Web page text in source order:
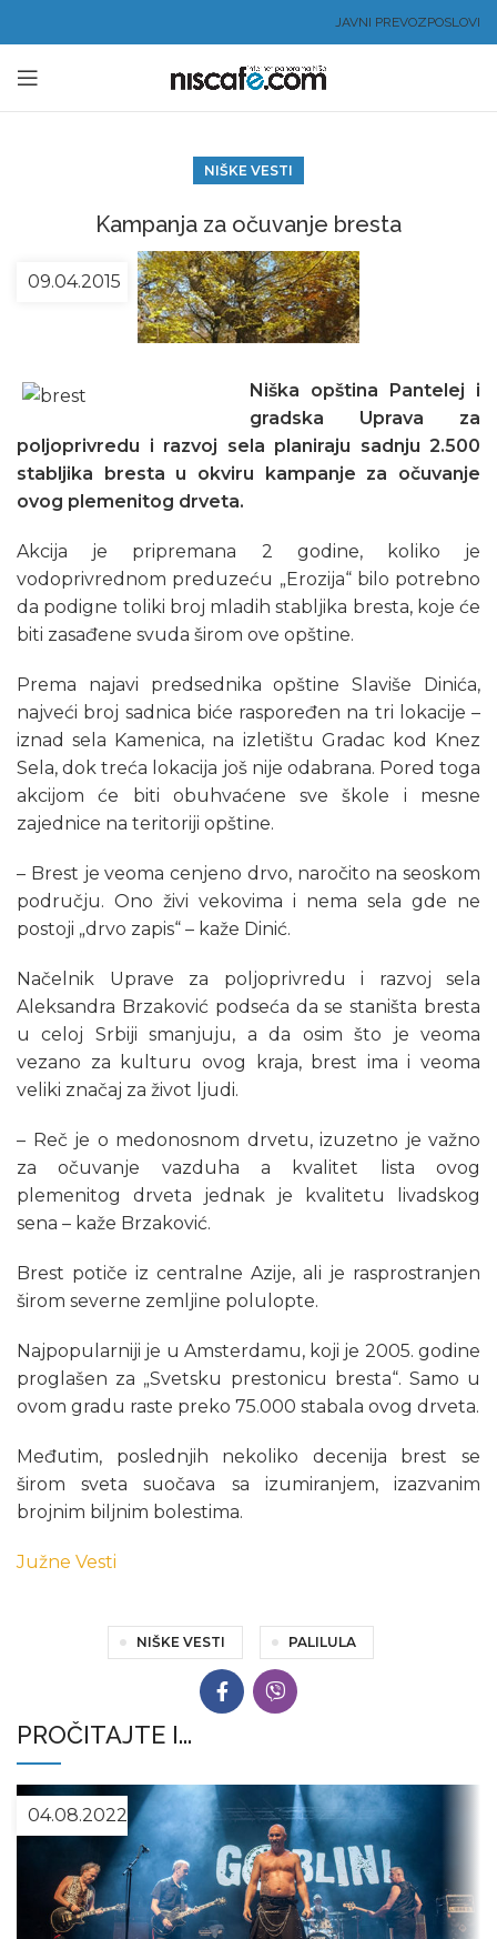
JAVNI PREVOZPOSLOVI
NIŠKE VESTI
Kampanja za očuvanje bresta
09.04.2015
Niška opština Pantelej i
gradska Uprava za
poljoprivredu i razvoj sela planiraju sadnju 2.500
stabljika bresta u okviru kampanje za očuvanje
ovog plemenitog drveta.
Akcija je pripremana 2 godine, koliko je
vodoprivrednom preduzeću „Erozija“ bilo potrebno
da podigne toliki broj mladih stabljika bresta, koje će
biti zasađene svuda širom ove opštine.
Prema najavi predsednika opštine Slaviše Dinića,
najveći broj sadnica biće raspoređen na tri lokacije –
iznad sela Kamenica, na izletištu Gradac kod Knez
Sela, dok treća lokacija još nije odabrana. Pored toga
akcijom će biti obuhvaćene sve škole i mesne
zajednice na teritoriji opštine.
– Brest je veoma cenjeno drvo, naročito na seoskom
području. Ono živi vekovima i nema sela gde ne
postoji „drvo zapis“ – kaže Dinić.
Načelnik Uprave za poljoprivredu i razvoj sela
Aleksandra Brzaković podseća da se staništa bresta
u celoj Srbiji smanjuju, a da osim što je veoma
vezano za kulturu ovog kraja, brest ima i veoma
veliki značaj za život ljudi.
– Reč je o medonosnom drvetu, izuzetno je važno
za očuvanje vazduha a kvalitet lista ovog
plemenitog drveta jednak je kvalitetu livadskog
sena – kaže Brzaković.
Brest potiče iz centralne Azije, ali je rasprostranjen
širom severne zemljine polulopte.
Najpopularniji je u Amsterdamu, koji je 2005. godine
proglašen za „Svetsku prestonicu bresta“. Samo u
ovom gradu raste preko 75.000 stabala ovog drveta.
Međutim, poslednjih nekoliko decenija brest se
širom sveta suočava sa izumiranjem, izazvanim
brojnim biljnim bolestima.
Južne Vesti
NIŠKE VESTI PALILULA
PROČITAJTE I...
04.08.2022